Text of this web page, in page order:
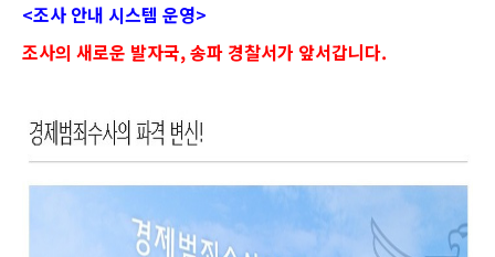
<조사 안내 시스템 운영>
조사의 새로운 발자국, 송파 경찰서가 앞서갑니다.